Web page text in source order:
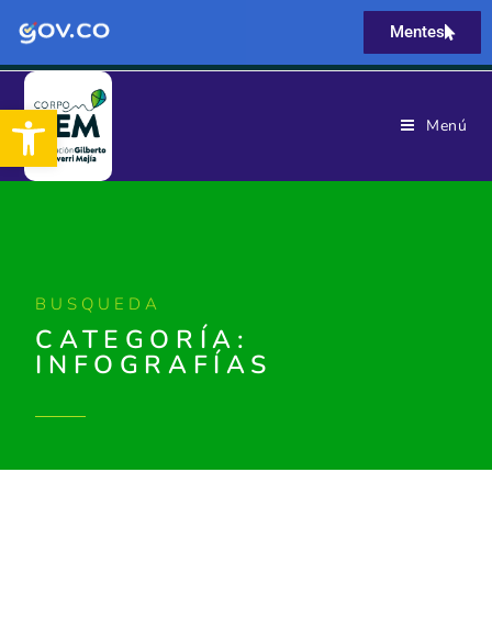
Abrir barra de herramientas
Mentes
Menú
BUSQUEDA
CATEGORÍA:
INFOGRAFÍAS